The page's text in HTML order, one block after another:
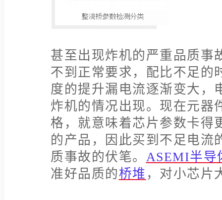
甚至出现炸机的严重品质事
不到正常要求，配比不足的
度的提升漏电流逐渐变大，
炸机的情况出现。现在元器
格，就意味着芯片参数卡得
的产品，因此买到不足电流
质事故的伏笔。 ASEMI半导
准好品质的桥堆 ，对小芯片